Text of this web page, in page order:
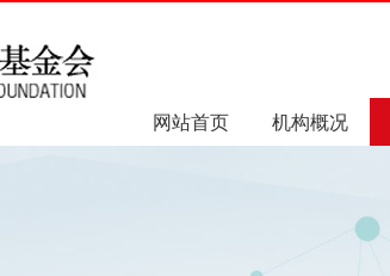
网站首页 机构概况